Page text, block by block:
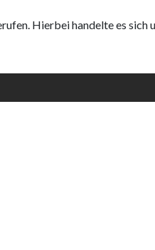
Hierbei handelte es sich